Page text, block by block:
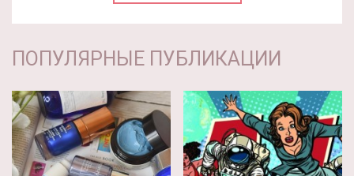
ПОПУЛЯРНЫЕ ПУБЛИКАЦИИ